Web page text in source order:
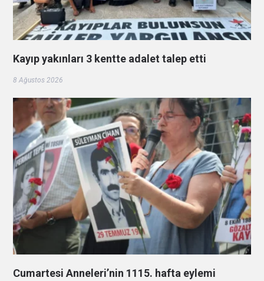
Kayıp yakınları 3 kentte adalet talep etti
8 Ağustos 2026
Cumartesi Anneleri’nin 1115. hafta eylemi